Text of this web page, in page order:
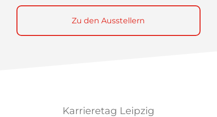
Zu den Ausstellern
Karrieretag Leipzig